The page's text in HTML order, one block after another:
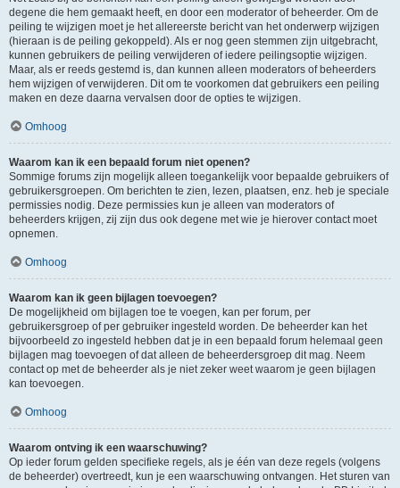
degene die hem gemaakt heeft, en door een moderator of beheerder. Om de
peiling te wijzigen moet je het allereerste bericht van het onderwerp wijzigen
(hieraan is de peiling gekoppeld). Als er nog geen stemmen zijn uitgebracht,
kunnen gebruikers de peiling verwijderen of iedere peilingsoptie wijzigen.
Maar, als er reeds gestemd is, dan kunnen alleen moderators of beheerders
hem wijzigen of verwijderen. Dit om te voorkomen dat gebruikers een peiling
maken en deze daarna vervalsen door de opties te wijzigen.
Omhoog
Waarom kan ik een bepaald forum niet openen?
Sommige forums zijn mogelijk alleen toegankelijk voor bepaalde gebruikers of
gebruikersgroepen. Om berichten te zien, lezen, plaatsen, enz. heb je speciale
permissies nodig. Deze permissies kun je alleen van moderators of
beheerders krijgen, zij zijn dus ook degene met wie je hierover contact moet
opnemen.
Omhoog
Waarom kan ik geen bijlagen toevoegen?
De mogelijkheid om bijlagen toe te voegen, kan per forum, per
gebruikersgroep of per gebruiker ingesteld worden. De beheerder kan het
bijvoorbeeld zo ingesteld hebben dat je in een bepaald forum helemaal geen
bijlagen mag toevoegen of dat alleen de beheerdersgroep dit mag. Neem
contact op met de beheerder als je niet zeker weet waarom je geen bijlagen
kan toevoegen.
Omhoog
Waarom ontving ik een waarschuwing?
Op ieder forum gelden specifieke regels, als je één van deze regels (volgens
de beheerder) overtreedt, kun je een waarschuwing ontvangen. Het sturen van